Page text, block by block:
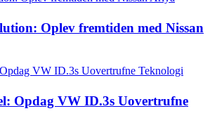
Oplev fremtiden med Nissan
Opdag VW ID.3s Uovertrufne